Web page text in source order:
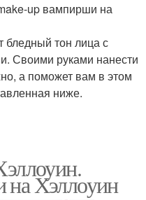
up вампирши на
бледный тон лица с
Своими руками нанести
а поможет вам в этом
ниже.
Хэллоуин